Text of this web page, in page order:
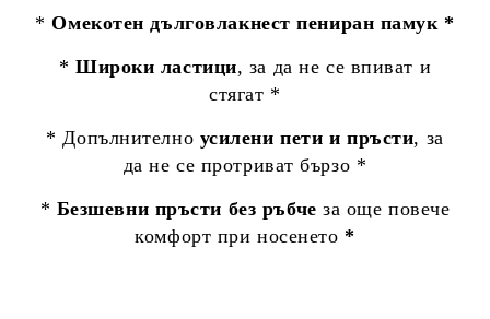
*Омекотен дълговлакнест пениран памук *
* Широки ластици, за да не се впиват и
стягат *
* Допълнително усилени пети и пръсти, за
да не се протриват бързо *
* Безшевни пръсти без ръбчеза още повече
комфорт при носенето *